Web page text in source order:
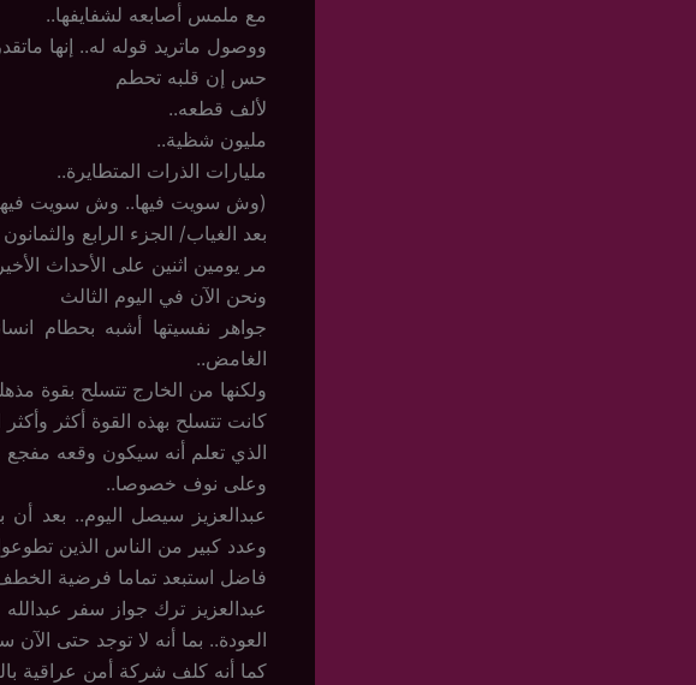
مع ملمس أصابعه لشفايفها..
ووصول ماتريد قوله له.. إنها
حس إن قلبه تحطم
لألف قطعه..
مليون شظية..
مليارات الذرات المتطايرة..
(وش سويت فيها.. وش سويت
بعد الغياب/ الجزء الرابع والثمانون
مر يومين اثنين على الأحداث
ونحن الآن في اليوم الثالث
جواهر نفسيتها أشبه بحطام
الغامض..
ولكنها من الخارج تتسلح بقوة
كانت تتسلح بهذه القوة أكثر وأكثر
الذي تعلم أنه سيكون وقعه مفجع
وعلى نوف خصوصا..
عبدالعزيز سيصل اليوم.. بعد
وعدد كبير من الناس الذين
فاضل استبعد تماما فرضية
عبدالعزيز ترك جواز سفر
العودة.. بما أنه لا توجد حتى
كما أنه كلف شركة أمن عراقية